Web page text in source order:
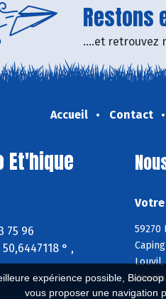
expérience possible,
vous proposer une navigation
Restons
....et retrouvez
Accueil Contact
Et'hique
75 96
50,6447118 ° ,
59270
Louvil,